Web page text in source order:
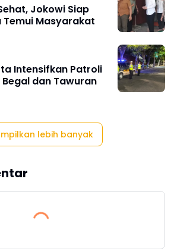
Jokowi Siap
Temui Masyarakat
Intensifkan Patroli
dan Tawuran
lebih banyak